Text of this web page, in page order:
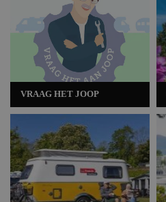
VRAAG HET JOOP